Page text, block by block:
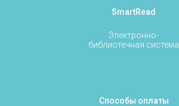
SmartRead
Электронно-
библиотечная система
Способы оплаты